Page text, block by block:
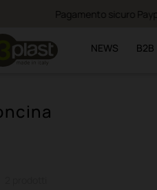
Carta di credito · Bonifico
NEWS B2B